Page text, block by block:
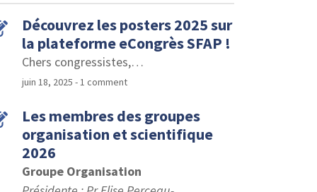
Découvrez les posters 2025 sur
la plateforme eCongrès SFAP !
Chers congressistes,…
juin 18, 2025 - 1 comment
Les membres des groupes
organisation et scientifique
2026
Groupe Organisation